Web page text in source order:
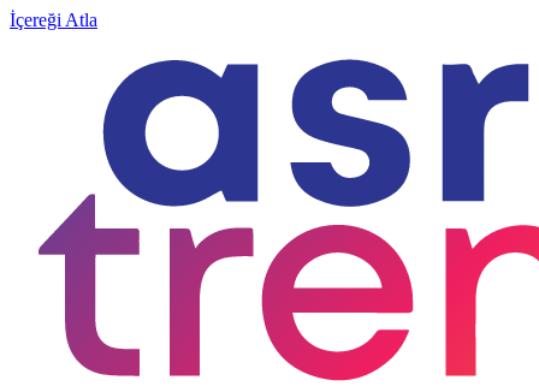
İçereği Atla